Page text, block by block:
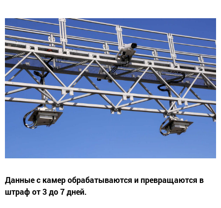
Данные с камер обрабатываются и превращаются в
штраф от 3 до 7 дней.